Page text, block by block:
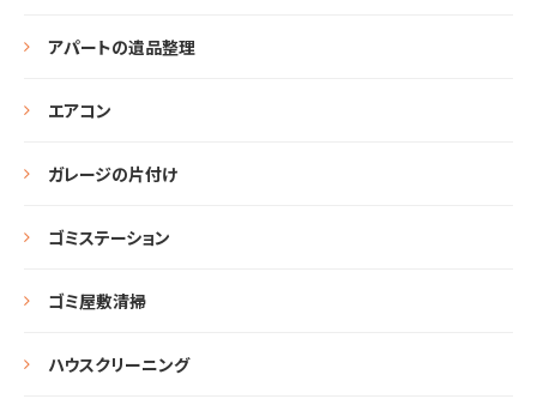
アパートの遺品整理
エアコン
ガレージの片付け
ゴミステーション
ゴミ屋敷清掃
ハウスクリーニング